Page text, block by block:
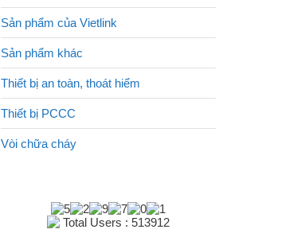
Sản phẩm của Vietlink
Sản phẩm khác
Thiết bị an toàn, thoát hiểm
Thiết bị PCCC
Vòi chữa cháy
Total Users : 513912